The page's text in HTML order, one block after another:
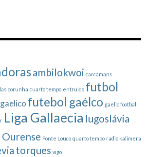
ambilokwoi carcamans
corunha cuarto tempo entruido futbol
futebol gaélco gaelic football
Liga Gallaecia lugoslávia
Ourense Ponte Louco quarto tempo radio kalimera
torques vigo